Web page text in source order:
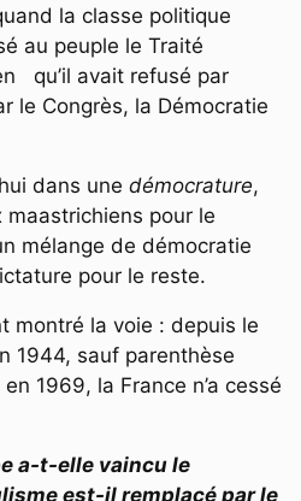
la classe politique
au peuple le Traité
qu’il avait refusé par
le Congrès, la Démocratie
dans une démocrature,
maastrichiens pour le
mélange de démocratie
pour le reste.
montré la voie : depuis le
1944, sauf parenthèse
1969, la France n’a cessé
a-t-elle vaincu le
est-il remplacé par le